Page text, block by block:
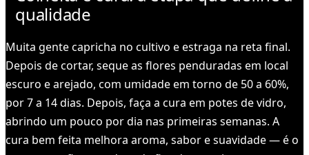
qualidade
Muita gente capricha no cultivo e estraga na reta final.
Depois de cortar, seque as flores penduradas em local
escuro e arejado, com umidade em torno de 50 a 60%,
por 7 a 14 dias. Depois, faça a cura em potes de vidro,
abrindo um pouco por dia nas primeiras semanas. A
cura bem feita melhora aroma, sabor e suavidade — é o